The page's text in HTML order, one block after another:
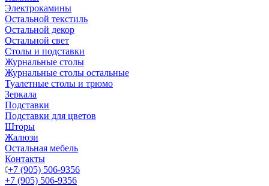
Электрокамины
Остальной текстиль
Остальной декор
Остальной свет
Столы и подставки
Журнальные столы
Журнальные столы остальные
Туалетные столы и трюмо
Зеркала
Подставки
Подставки для цветов
Шторы
Жалюзи
Остальная мебель
Контакты
+7 (905) 506-9356
+7 (905) 506-9356